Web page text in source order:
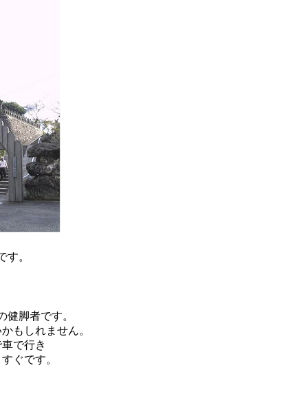
。
健脚者です。
もしれません。
で行き
ぐです。